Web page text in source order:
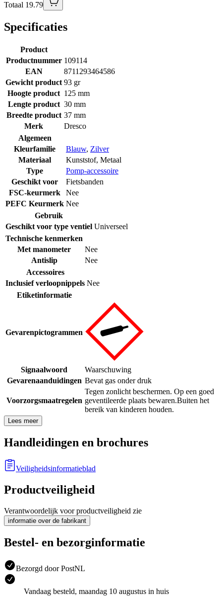
Totaal 19.79
Specificaties
Product
Productnummer 109114
EAN
8711293464586
Gewicht product 93 gr
Hoogte product 125 mm
Lengte product 30 mm
Breedte product 37 mm
Merk
Dresco
Algemeen
Kleurfamilie
Blauw, Zilver
Materiaal
Kunststof, Metaal
Type
Pomp-accessoire
Geschikt voor
Fietsbanden
FSC-keurmerk
Nee
PEFC Keurmerk Nee
Gebruik
Geschikt voor type ventiel Universeel
Technische kenmerken
Met manometer
Nee
Antislip
Nee
Accessoires
Inclusief verloopnippels Nee
Etiketinformatie
Gevarenpictogrammen
Signaalwoord
Waarschuwing
Gevarenaanduidingen Bevat gas onder druk
Voorzorgsmaatregelen
Tegen zonlicht beschermen. Op een goed
geventileerde plaats bewaren.Buiten het
bereik van kinderen houden.
Lees meer
Handleidingen en brochures
Veiligheidsinformatieblad
Productveiligheid
Verantwoordelijk voor productveiligheid zie
informatie over de fabrikant
Bestel- en bezorginformatie
Bezorgd door PostNL
Vandaag besteld, maandag 10 augustus in huis